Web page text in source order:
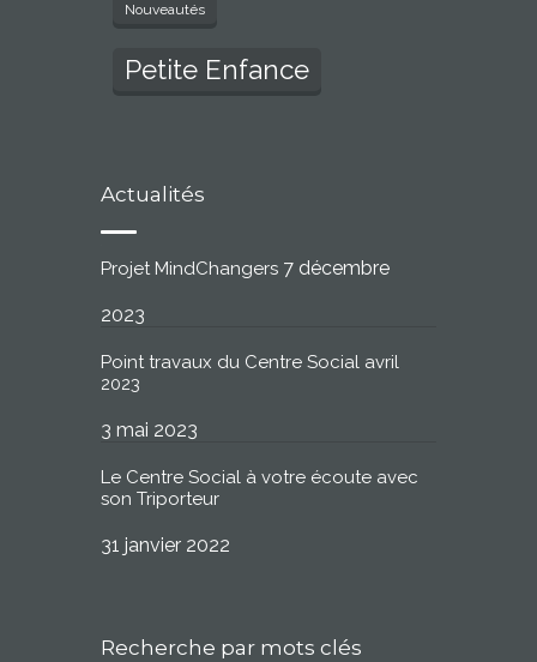
Nouveautés
Petite Enfance
Actualités
Projet MindChangers 7 décembre
2023
Point travaux du Centre Social avril
2023
3 mai 2023
Le Centre Social à votre écoute avec
son Triporteur
31 janvier 2022
Recherche par mots clés